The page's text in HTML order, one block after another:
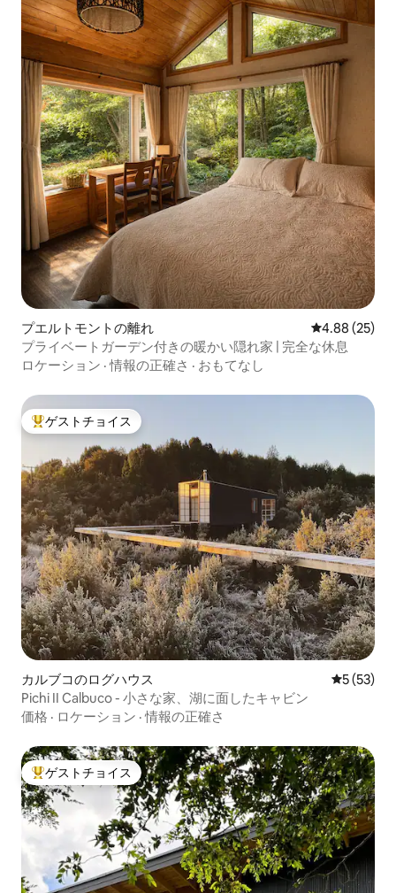
プエルトモントの離れ レビュー25
4.88 (25)
プライベートガーデン付きの暖かい隠れ家 | 完全な休息
ロケーション ·情報の正確さ · おもてなし
大好評のゲストチョイスです。
ゲストチョイス
カルブコのログハウス レビュー
5 (53)
Pichi II Calbuco - 小さな家、湖に面したキャビン
価格 · ロケーション ·情報の正確さ
大好評のゲストチョイスです。
ゲストチョイス